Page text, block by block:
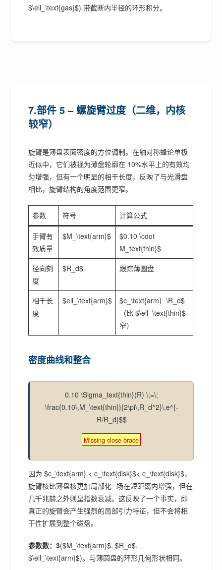
$\ell_\text{gas}$).带截断内半径的环形积分。
7.部件 5 – 螺旋臂过度（二维，内核
较窄）
旋臂是薄盘表面密度的方位调制。在轴对称蜂论单极
近似中，它们被视为薄盘轮廓在 10%水平上的有效均
匀增强，但有一个明显的相干长度，反映了与光滑盘
相比，旋臂结构的角度范围更窄。
参数 符号 计算公式
手臂有
效质量
$M_\text{arm}$
$0.10 \cdot
M_text{thin}$
径向刻
度
$R_d$ 跟踪薄圆盘
相干长
度
$ell_\text{arm}$
$c_\text{arm｝\R_d$
（比 $\ell_\text{thin}$
窄）
密度曲线和整合
0.10 \Sigma_text{thin}(R) \;=\;
\frac{0.10\,M_\text{thin}}{2\pi\,R_d^2}\,e^{-
R/R_d}$$
Missing close brace
因为 $c_\text{arm} < c_\text{disk}$< c_\text{disk}$，
旋臂核比薄盘核更加局部化--场在短距离内增强，但在
几千兆赫之外则呈指数衰减。这反映了一个事实，即
真正的旋臂会产生强烈的局部引力特征，但不会将相
干性扩展到整个磁盘。
参数数：3($M_\text{arm}$, $R_d$,
$\ell_\text{arm}$)。与薄圆盘的环形几何形状相同。